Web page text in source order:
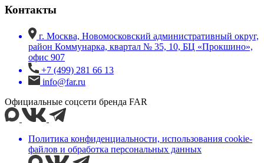
Контакты
г. Москва, Новомосковский административный округ,
район Коммунарка, квартал № 35, 10, БЦ «Прокшино»,
офис 907
+7 (499) 281 66 13
info@far.ru
Официальные соцсети бренда FAR
Политика конфиденциальности, использования сookie-
файлов и обработка персональных данных